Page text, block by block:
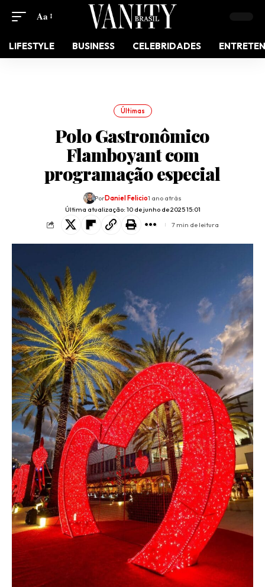
Aa
LIFESTYLE BUSINESS CELEBRIDADES
Últimas
Polo Gastronômico
Flamboyant com
programação especial
Última atualização: 10 de junho de 2025 15:01
PorDaniel Felicio1 ano atrás
7 min de leitura